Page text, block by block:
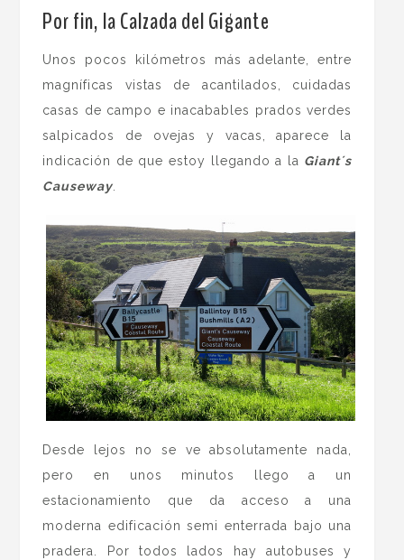
Por fin, la Calzada del Gigante
Unos pocos kilómetros más adelante, entre
magníficas vistas de acantilados, cuidadas
casas de campo e inacabables prados verdes
salpicados de ovejas y vacas, aparece la
indicación de que estoy llegando a la Giant´s
Causeway
Desde lejos no se ve absolutamente nada,
pero en unos minutos llego a un
estacionamiento que da acceso a una
moderna edificación semi enterrada bajo una
pradera. Por todos lados hay autobuses y